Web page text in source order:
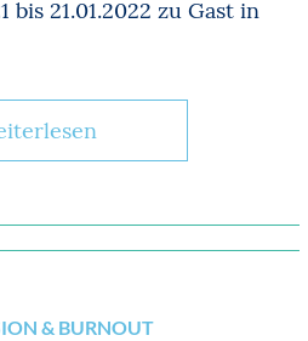
bis 21.01.2022 zu Gast in
& BURNOUT